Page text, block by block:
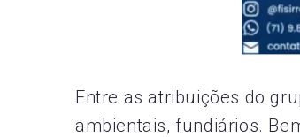
Entre as atribuições do
ambientais, fundiários.